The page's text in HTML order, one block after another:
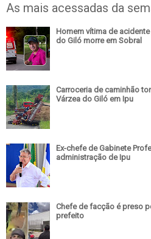
As mais acessadas da
Homem vítima de
do Giló morre em Sobral
Carroceria de caminhão
Várzea do Giló em Ipu
Ex-chefe de Gabinete
administração de Ipu
Chefe de facção é preso
prefeito